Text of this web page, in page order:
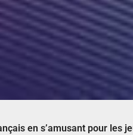
en s’amusant pour les